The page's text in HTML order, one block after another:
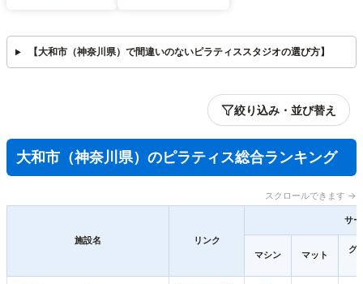
【大和市（神奈川県）で間違いのないピラティススタジオの選び方】
絞り込み・並び替え
大和市（神奈川県）のピラティス総合ランキング
スクロールできます →
施設名 リンク
サ
マシン マット
グ